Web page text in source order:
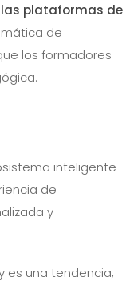
las plataformas de
de
los formadores
inteligente
de
y
es una tendencia,